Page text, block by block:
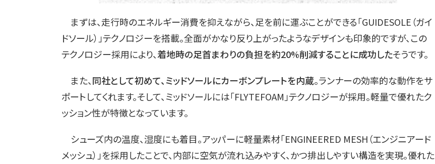
まずは、走行時のエネルギー消費を抑えながら、足を前に運ぶことができる「GUIDESOLE（ガイ
ドソール）」テクノロジーを搭載。全面がかなり反り上がったようなデザインも印象的ですが、この
テクノロジー採用により、着地時の足首まわりの負担を約20%削減することに成功したそうです。
また、同社として初めて、ミッドソールにカーボンプレートを内蔵。ランナーの効率的な動作をサ
ポートしてくれます。そして、ミッドソールには「FLYTEFOAM」テクノロジーが採用。軽量で優れたク
ッション性が特徴となっています。
シューズ内の温度、湿度にも着目。アッパーに軽量素材「ENGINEERED MESH（エンジニアード
メッシュ）」を採用したことで、内部に空気が流れ込みやすく、かつ排出しやすい構造を実現。優れた